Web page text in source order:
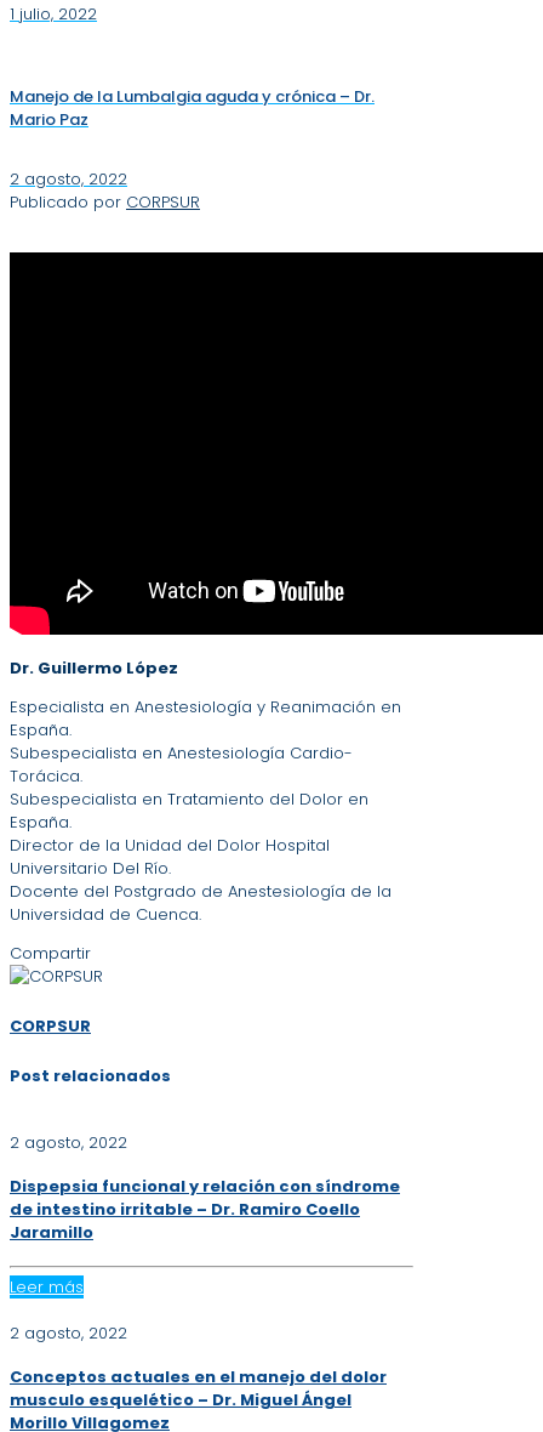
1 julio, 2022
Manejo de la Lumbalgia aguda y crónica – Dr.
Mario Paz
2 agosto, 2022
Publicado por CORPSUR
Dr. Guillermo López
Especialista en Anestesiología y Reanimación en
España.
Subespecialista en Anestesiología Cardio-
Torácica.
Subespecialista en Tratamiento del Dolor en
España.
Director de la Unidad del Dolor Hospital
Universitario Del Río.
Docente del Postgrado de Anestesiología de la
Universidad de Cuenca.
Compartir
CORPSUR
Post relacionados
2 agosto, 2022
Dispepsia funcional y relación con síndrome
de intestino irritable – Dr. Ramiro Coello
Jaramillo
Leer más
2 agosto, 2022
Conceptos actuales en el manejo del dolor
musculo esquelético – Dr. Miguel Ángel
Morillo Villagomez